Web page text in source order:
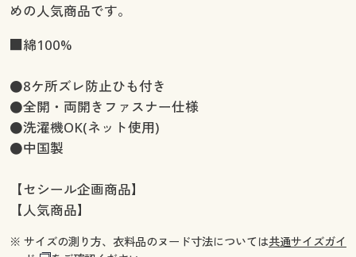
めの人気商品です。
■綿100%
●8ケ所ズレ防止ひも付き
●全開・両開きファスナー仕様
●洗濯機OK(ネット使用)
●中国製
【セシール企画商品】
【人気商品】
※ サイズの測り方、衣料品のヌード寸法については共通サイズガイ